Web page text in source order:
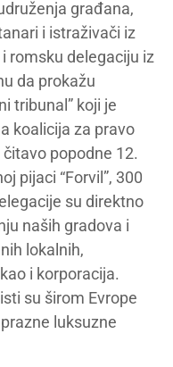
građana,
i istraživači iz
romsku delegaciju iz
da prokažu
tribunal” koji je
koalicija za pravo
popodne 12.
pijaci “Forvil”, 300
su direktno
naših gradova i
lokalnih,
i korporacija.
su širom Evrope
luksuzne